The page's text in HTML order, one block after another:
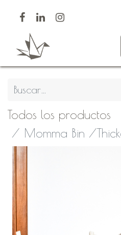
Todos los productos
Momma Bin /